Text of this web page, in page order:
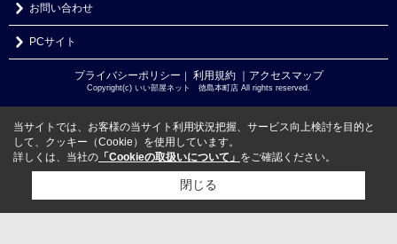
お問い合わせ
PCサイト
プライバシーポリシー ｜ 利用規約 ｜アクセスマップ
Copyright(c) いい部屋ネット 徳島本町店 All rights reserved.
当サイトでは、お客様の当サイト利用状況把握、サービス向上検討を目的と
して、クッキー（Cookie）を使用しています。
詳しくは、当社の 「Cookieの取扱いについて」 をご確認ください。
閉じる